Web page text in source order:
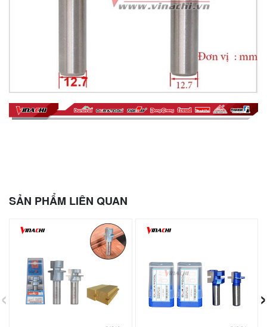
SẢN PHẨM LIÊN QUAN
‹ ›